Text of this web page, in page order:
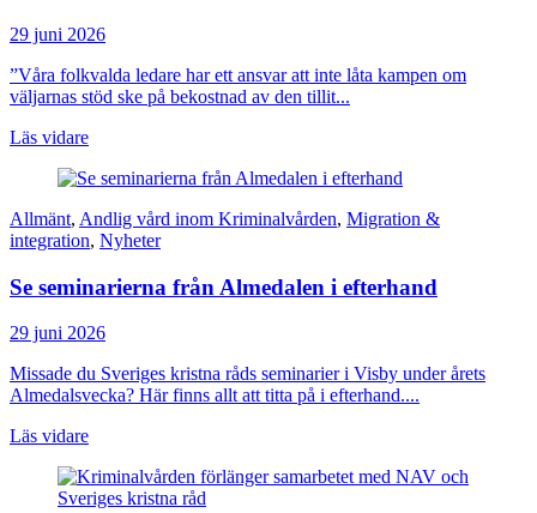
29 juni 2026
”Våra folkvalda ledare har ett ansvar att inte låta kampen om
väljarnas stöd ske på bekostnad av den tillit...
Läs vidare
Allmänt, Andlig vård inom Kriminalvården, Migration &
integration, Nyheter
Se seminarierna från Almedalen i efterhand
29 juni 2026
Missade du Sveriges kristna råds seminarier i Visby under årets
Almedalsvecka? Här finns allt att titta på i efterhand....
Läs vidare